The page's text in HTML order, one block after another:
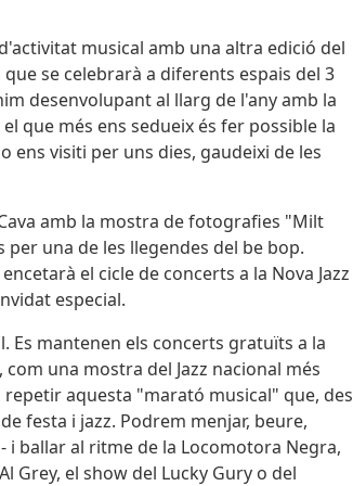
musical amb una altra edició del
se celebrarà a diferents espais del 3
desenvolupant al llarg de l'any amb la
que més ens sedueix és fer possible la
ens visiti per uns dies, gaudeixi de les
amb la mostra de fotografies "Milt
una de les llegendes del be bop.
el cicle de concerts a la Nova Jazz
especial.
Es mantenen els concerts gratuïts a la
una mostra del Jazz nacional més
repetir aquesta "marató musical" que, des
festa i jazz. Podrem menjar, beure,
i ballar al ritme de la Locomotora Negra,
Grey, el show del Lucky Gury o del